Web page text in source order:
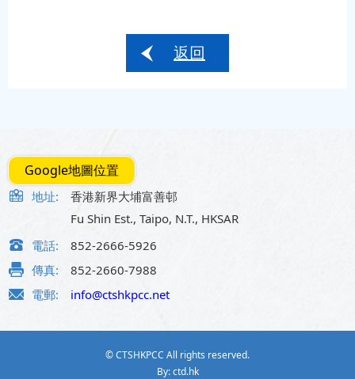
返回
Google地圖位置
地址:
香港新界大埔富善邨
Fu Shin Est., Taipo, N.T., HKSAR
電話:
852-2666-5926
傳真:
852-2660-7988
電郵:
info@ctshkpcc.net
© CTSHKPCC All rights reserved.
By: ctd.hk